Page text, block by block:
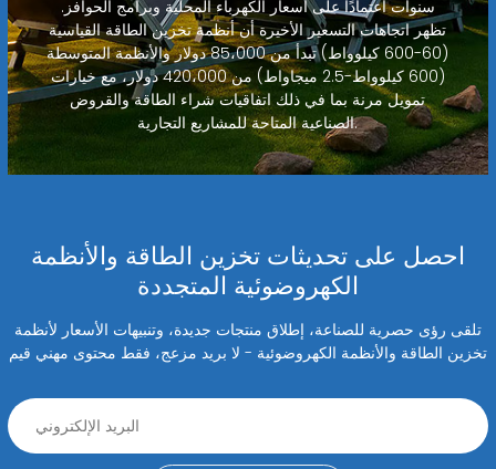
سنوات اعتمادًا على أسعار الكهرباء المحلية وبرامج الحوافز.
تظهر اتجاهات التسعير الأخيرة أن أنظمة تخزين الطاقة القياسية
(60-600 كيلوواط) تبدأ من 85،000 دولار والأنظمة المتوسطة
(600 كيلوواط-2.5 ميجاواط) من 420،000 دولار، مع خيارات
تمويل مرنة بما في ذلك اتفاقيات شراء الطاقة والقروض
الصناعية المتاحة للمشاريع التجارية.
احصل على تحديثات تخزين الطاقة والأنظمة
الكهروضوئية المتجددة
تلقى رؤى حصرية للصناعة، إطلاق منتجات جديدة، وتنبيهات الأسعار لأنظمة
تخزين الطاقة والأنظمة الكهروضوئية - لا بريد مزعج، فقط محتوى مهني قيم